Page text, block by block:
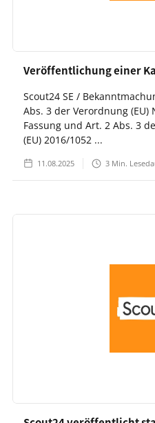
Veröffentlichung einer
Scout24 SE /
Abs. 3 der Verordnung
Fassung und Art. 2 Abs. 3
(EU) 2016/1052 ...
11.08.2025 3 Min.